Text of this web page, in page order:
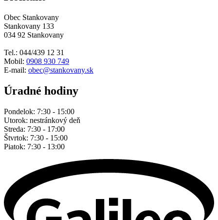
Obec Stankovany
Stankovany 133
034 92 Stankovany
Tel.: 044/439 12 31
Mobil: 0908 930 749
E-mail: obec@stankovany.sk
Úradné hodiny
Pondelok: 7:30 - 15:00
Utorok: nestránkový deň
Streda: 7:30 - 17:00
Štvrtok: 7:30 - 15:00
Piatok: 7:30 - 13:00